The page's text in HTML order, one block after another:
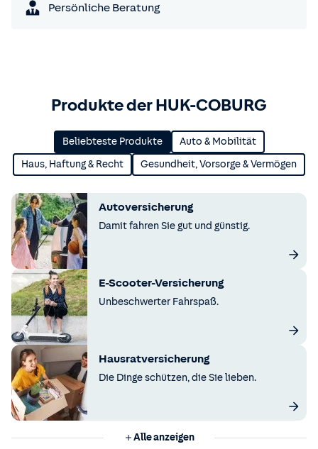
Persönliche Beratung
Produkte der HUK-COBURG
Beliebteste Produkte Auto & Mobilität
Haus, Haftung & Recht Gesundheit, Vorsorge & Vermögen
Autoversicherung
Damit fahren Sie gut und günstig.
E-Scooter-Versicherung
Unbeschwerter Fahrspaß.
Hausratversicherung
Die Dinge schützen, die Sie lieben.
Alle anzeigen